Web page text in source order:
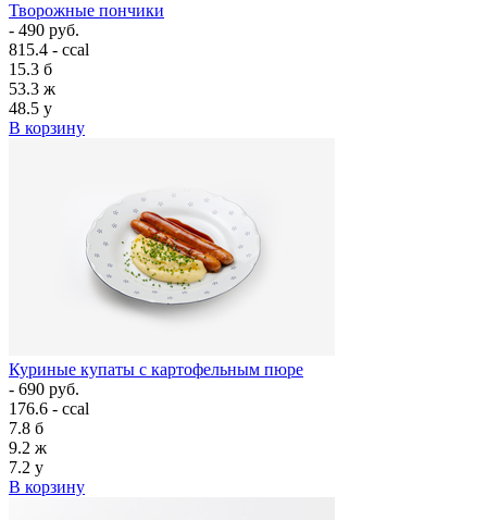
Творожные пончики
- 490 руб.
815.4 - ccal
15.3 б
53.3 ж
48.5 у
В корзину
Куриные купаты с картофельным пюре
- 690 руб.
176.6 - ccal
7.8 б
9.2 ж
7.2 у
В корзину